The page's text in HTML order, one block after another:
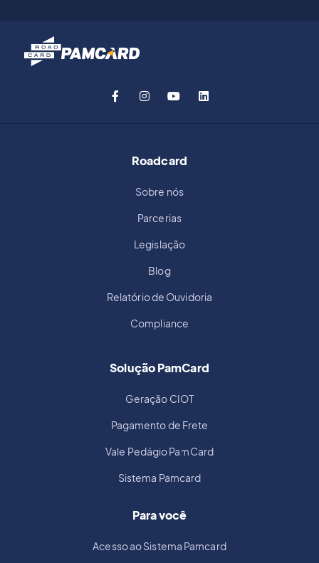
Roadcard
Sobre nós
Parcerias
Legislação
Blog
Relatório de Ouvidoria
Compliance
Solução PamCard
Geração CIOT
Pagamento de Frete
Vale Pedágio PamCard
Sistema Pamcard
Para você
Acesso ao Sistema Pamcard